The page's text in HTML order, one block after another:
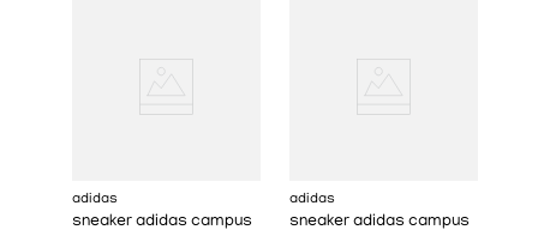
adidas
sneaker adidas campus
adidas
sneaker adidas campus